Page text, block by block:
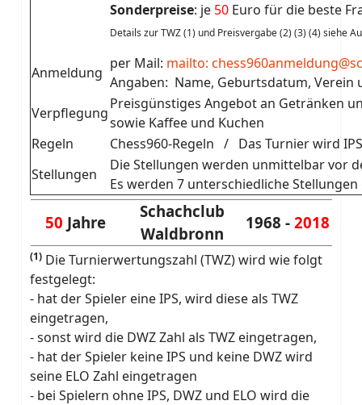
Sonderpreise: je 50 Euro für die beste
Details zur TWZ (1) und Preisvergabe (2) (3) (4) siehe
Anmeldung
per Mail: mailto:
Angaben: Name, Geburtsdatum, Verein
Verpflegung
Preisgünstiges Angebot an Getränken
sowie Kaffee und Kuchen
Regeln
Chess960-Regeln / Das Turnier wird
Stellungen
Die Stellungen werden unmittelbar vor
Es werden 7 unterschiedliche
50 Jahre
Schachclub
Waldbronn
1968 - 2018
(1) Die Turnierwertungszahl (TWZ) wird wie folgt
festgelegt:
- hat der Spieler eine IPS, wird diese als TWZ
eingetragen,
- sonst wird die DWZ Zahl als TWZ eingetragen,
- hat der Spieler keine IPS und keine DWZ wird
seine ELO Zahl eingetragen
- bei Spielern ohne IPS, DWZ und ELO wird die